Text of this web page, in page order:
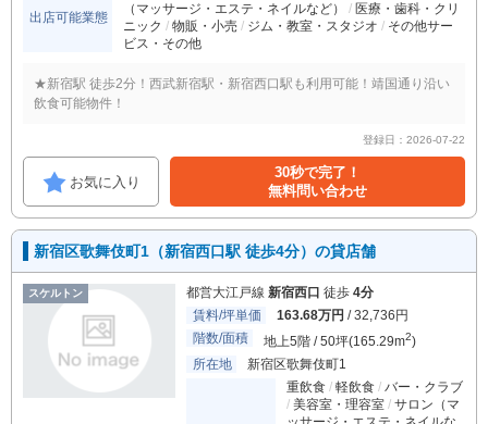
出店可能業態
（マッサージ・エステ・ネイルなど）
医療・歯科・クリ
ニック
物販・小売 ジム・教室・スタジオ
その他サー
ビス・その他
★新宿駅 徒歩2分！西武新宿駅・新宿西口駅も利用可能！靖国通り沿い
飲食可能物件！
登録日：2026-07-22
お気に入り
30秒で完了！
無料問い合わせ
新宿区歌舞伎町1（新宿西口駅 徒歩4分）の貸店舗
スケルトン 都営大江戸線 新宿西口 徒歩 4分
賃料/坪単価
163.68万円 / 32,736円
階数/面積
地上5階 / 50坪(165.29m2)
所在地
新宿区歌舞伎町1
重飲食
軽飲食
バー・クラブ
美容室・理容室
サロン（マ